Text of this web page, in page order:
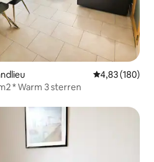
Gemiddelde
4,83 (180)
* Warm 3 sterren